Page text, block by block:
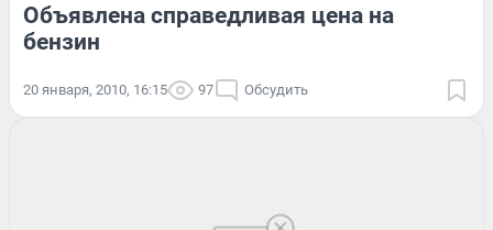
Объявлена справедливая цена на
бензин
20 января, 2010, 16:15 97 Обсудить